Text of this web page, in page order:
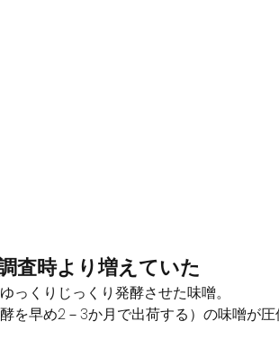
査時より増えていた
っくりじっくり発酵させた味噌。
を早め2－3か月で出荷する）の味噌が圧